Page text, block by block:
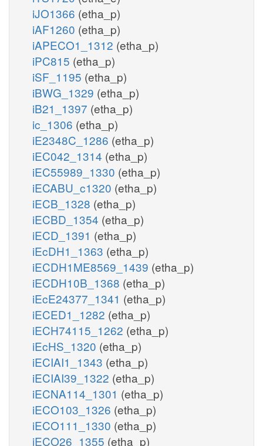
iJO1366 (etha_p)
iAF1260 (etha_p)
iAPECO1_1312 (etha_p)
iPC815 (etha_p)
iSF_1195 (etha_p)
iBWG_1329 (etha_p)
iB21_1397 (etha_p)
ic_1306 (etha_p)
iE2348C_1286 (etha_p)
iEC042_1314 (etha_p)
iEC55989_1330 (etha_p)
iECABU_c1320 (etha_p)
iECB_1328 (etha_p)
iECBD_1354 (etha_p)
iECD_1391 (etha_p)
iEcDH1_1363 (etha_p)
iECDH1ME8569_1439 (etha_p)
iECDH10B_1368 (etha_p)
iEcE24377_1341 (etha_p)
iECED1_1282 (etha_p)
iECH74115_1262 (etha_p)
iEcHS_1320 (etha_p)
iECIAI1_1343 (etha_p)
iECIAI39_1322 (etha_p)
iECNA114_1301 (etha_p)
iECO103_1326 (etha_p)
iECO111_1330 (etha_p)
iECO26_1355 (etha_p)